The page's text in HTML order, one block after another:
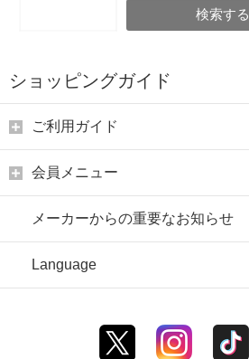
検索する
ショッピングガイド
ご利用ガイド
会員メニュー
メーカーからの重要なお知らせ
Language